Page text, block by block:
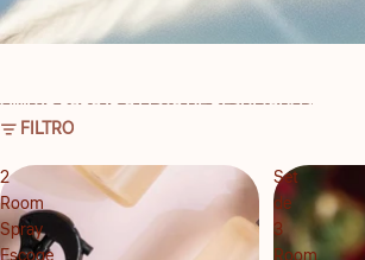
OMITIR PARA IR A LISTA DE RESULTADOS
FILTRO
2
Room
Spray
Set
de
3